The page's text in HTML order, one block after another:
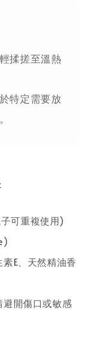
揉搓至溫熱
特定需要放
可重複使用)
E、天然精油香
開傷口或敏感